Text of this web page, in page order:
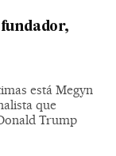
fundador,
está Megyn
que
Trump